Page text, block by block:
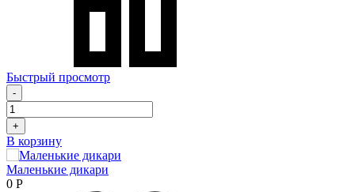
Быстрый просмотр
-
+
В корзину
Маленькие дикари
0 Р